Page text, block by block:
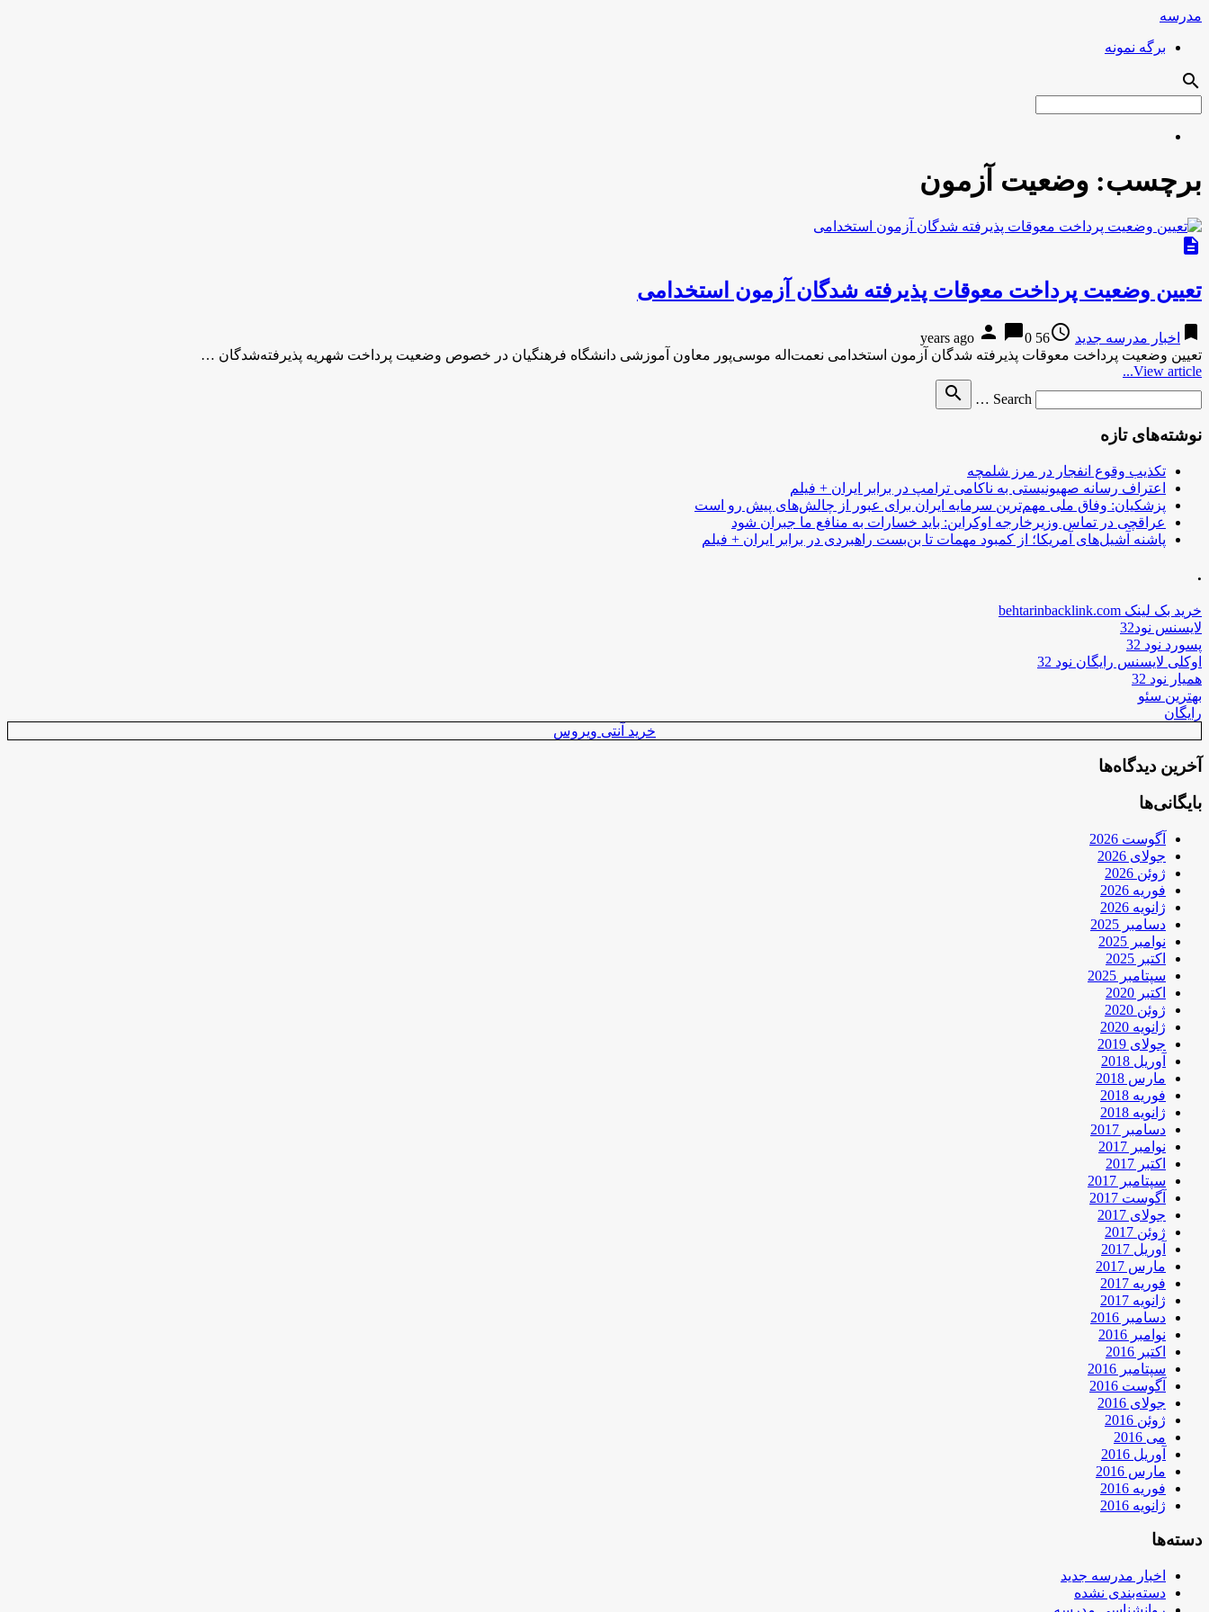
مدرسه
برگه نمونه
search
برچسب: وضعیت آزمون
description
تعیین وضعیت پرداخت معوقات پذیرفته شدگان آزمون استخدامی
bookmark اخبار مدرسه جدید access_time
56 years ago
person chat_bubble0
تعیین وضعیت پرداخت معوقات پذیرفته شدگان آزمون استخدامی نعمت‌اله موسی‌پور معاون آموزشی دانشگاه فرهنگیان در خصوص وضعیت پرداخت شهریه پذیرفته‌شدگان …
View article...
Search …
search
نوشته‌های تازه
تکذیب وقوع انفجار در مرز شلمچه
اعتراف رسانه صهیونیستی به ناکامی ترامپ در برابر ایران + فیلم
پزشکیان: وفاق ملی مهم‌ترین سرمایه ایران برای عبور از چالش‌های پیش رو است
عراقچی در تماس وزیرخارجه اوکراین: باید خسارات به منافع ما جبران شود
پاشنه آشیل‌های آمریکا؛ از کمبود مهمات تا بن‌بست راهبردی در برابر ایران + فیلم
.
خرید بک لینک behtarinbacklink.com
لایسنس نود32
پسورد نود 32
اوکلی لایسنس رایگان نود 32
همیار نود 32
بهترین سئو
رایگان
خرید آنتی ویروس
آخرین دیدگاه‌ها
بایگانی‌ها
آگوست 2026
جولای 2026
ژوئن 2026
فوریه 2026
ژانویه 2026
دسامبر 2025
نوامبر 2025
اکتبر 2025
سپتامبر 2025
اکتبر 2020
ژوئن 2020
ژانویه 2020
جولای 2019
آوریل 2018
مارس 2018
فوریه 2018
ژانویه 2018
دسامبر 2017
نوامبر 2017
اکتبر 2017
سپتامبر 2017
آگوست 2017
جولای 2017
ژوئن 2017
آوریل 2017
مارس 2017
فوریه 2017
ژانویه 2017
دسامبر 2016
نوامبر 2016
اکتبر 2016
سپتامبر 2016
آگوست 2016
جولای 2016
ژوئن 2016
می 2016
آوریل 2016
مارس 2016
فوریه 2016
ژانویه 2016
دسته‌ها
اخبار مدرسه جدید
دسته‌بندی نشده